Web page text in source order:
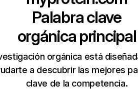
Palabra clave
orgánica principal
orgánica está
a descubrir las mejores
clave de la competencia.